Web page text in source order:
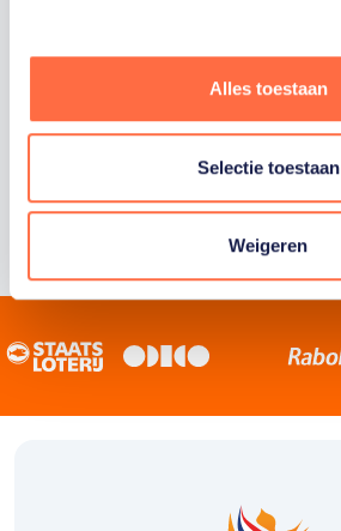
Alles toestaan
Selectie toestaan
Weigeren